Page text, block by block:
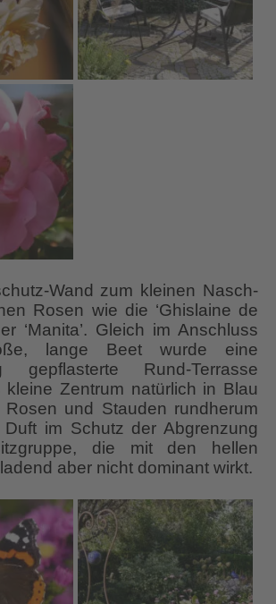
Wand zum kleinen Nasch-
Rosen wie die ‘Ghislaine de
‘Manita’. Gleich im Anschluss
lange Beet wurde eine
gepflasterte Rund-Terrasse
kleine Zentrum natürlich in Blau
Rosen und Stauden rundherum
im Schutz der Abgrenzung
die mit den hellen
aber nicht dominant wirkt.